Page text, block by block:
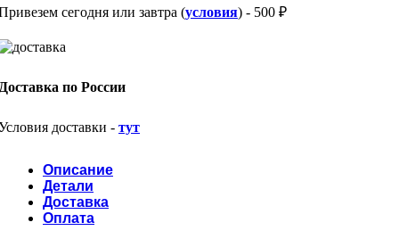
сегодня или завтра (условия) - 500 ₽
по России
доставки - тут
Описание
Детали
Доставка
Оплата